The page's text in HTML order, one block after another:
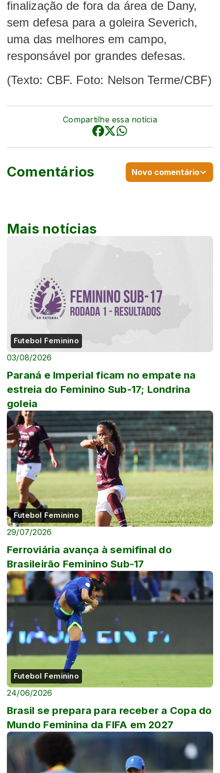
finalização de fora da área de Dany,
sem defesa para a goleira Severich,
uma das melhores em campo,
responsável por grandes defesas.
(Texto: CBF. Foto: Nelson Terme/CBF)
Compartilhe essa notícia
Comentários Novo comentário
Mais notícias
Futebol Feminino
03/08/2026
Paraná e Imperial ficam no empate na
estreia do Feminino Sub-17; Londrina
goleia
Futebol Feminino
29/07/2026
Ferroviária avança à semifinal do
Brasileirão Feminino Sub-17
Futebol Feminino
24/06/2026
Brasil se prepara para receber a Copa do
Mundo Feminina da FIFA em 2027